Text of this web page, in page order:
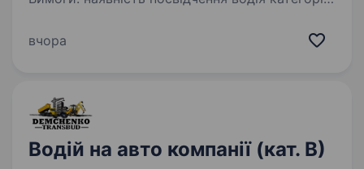
досвід керування автобусом не менше 2-х
вчора
Водій на авто компанії (кат. В)